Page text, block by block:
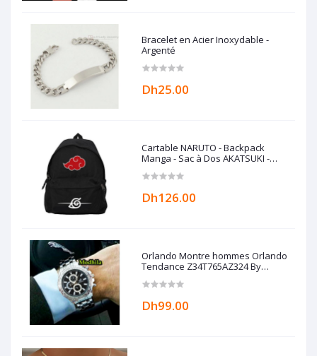
Bracelet en Acier Inoxydable -
Argenté
Dh25.00
Cartable NARUTO - Backpack
Manga - Sac à Dos AKATSUKI -
Dh126.00
Orlando Montre hommes Orlando
Tendance Z34T765AZ324 By
Dh99.00